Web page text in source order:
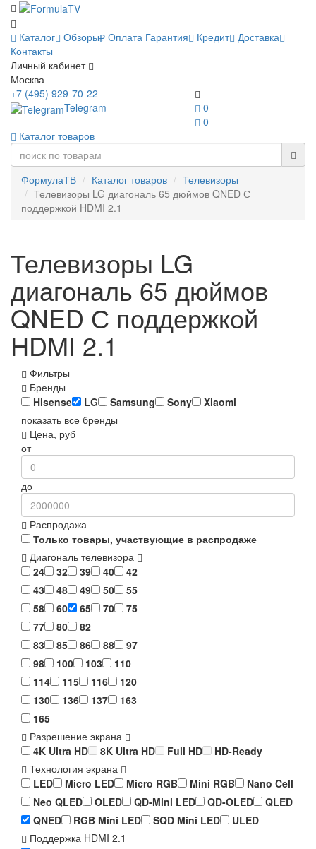
Каталог Обзоры Оплата Гарантия Кредит Доставка
Контакты
Личный кабинет
Москва
0
0
+7 (495) 929-70-22
Telegram
Каталог товаров
ФормулаТВ Каталог товаров
Телевизоры
Телевизоры LG диагональ 65 дюймов QNED С
поддержкой HDMI 2.1
Телевизоры LG
диагональ 65 дюймов
QNED С поддержкой
HDMI 2.1
Фильтры
Бренды
Hisense
LG Samsung Sony
Xiaomi
показать все бренды
Цена, руб
от
до
Распродажа
Только товары, участвующие в распродаже
Диагональ телевизора
24
32 39 40
42
43
48 49 50
55
58
60 65 70
75
77
80
82
83
85 86 88
97
98
100 103
110
114
115 116
120
130
136 137
163
165
Разрешение экрана
4K Ultra HD
8K Ultra HD Full HD
HD-Ready
Технология экрана
LED
Micro LED Micro RGB Mini RGB
Nano Cell
Neo QLED
OLED QD-Mini LED QD-OLED
QLED
QNED
RGB Mini LED SQD Mini LED
ULED
Поддержка HDMI 2.1